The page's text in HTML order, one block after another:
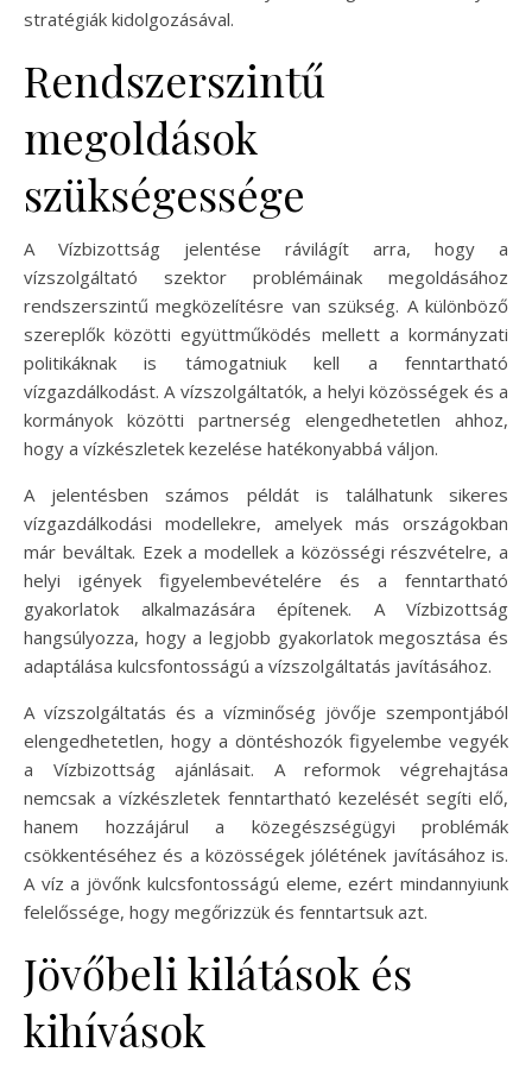
stratégiák kidolgozásával.
Rendszerszintű
megoldások
szükségessége
A Vízbizottság jelentése rávilágít arra, hogy a
vízszolgáltató szektor problémáinak megoldásához
rendszerszintű megközelítésre van szükség. A különböző
szereplők közötti együttműködés mellett a kormányzati
politikáknak is támogatniuk kell a fenntartható
vízgazdálkodást. A vízszolgáltatók, a helyi közösségek és a
kormányok közötti partnerség elengedhetetlen ahhoz,
hogy a vízkészletek kezelése hatékonyabbá váljon.
A jelentésben számos példát is találhatunk sikeres
vízgazdálkodási modellekre, amelyek más országokban
már beváltak. Ezek a modellek a közösségi részvételre, a
helyi igények figyelembevételére és a fenntartható
gyakorlatok alkalmazására építenek. A Vízbizottság
hangsúlyozza, hogy a legjobb gyakorlatok megosztása és
adaptálása kulcsfontosságú a vízszolgáltatás javításához.
A vízszolgáltatás és a vízminőség jövője szempontjából
elengedhetetlen, hogy a döntéshozók figyelembe vegyék
a Vízbizottság ajánlásait. A reformok végrehajtása
nemcsak a vízkészletek fenntartható kezelését segíti elő,
hanem hozzájárul a közegészségügyi problémák
csökkentéséhez és a közösségek jólétének javításához is.
A víz a jövőnk kulcsfontosságú eleme, ezért mindannyiunk
felelőssége, hogy megőrizzük és fenntartsuk azt.
Jövőbeli kilátások és
kihívások